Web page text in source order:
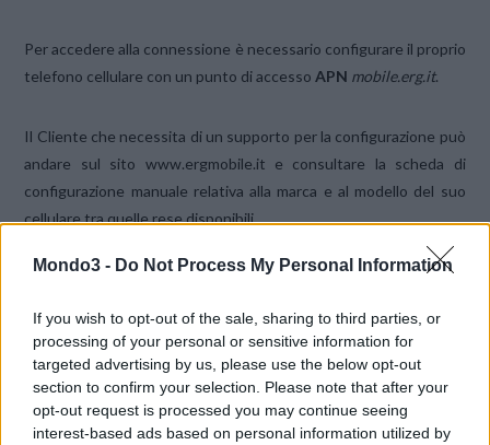
Mondo3 - Do Not Process My Personal Information
If you wish to opt-out of the sale, sharing to third parties, or
processing of your personal or sensitive information for
targeted advertising by us, please use the below opt-out
section to confirm your selection. Please note that after your
opt-out request is processed you may continue seeing
interest-based ads based on personal information utilized by
Per accedere alla connessione è necessario configurare il proprio
telefono cellulare con un punto di accesso APN mobile.erg.it.
Il Cliente che necessita di un supporto per la configurazione può
andare sul sito www.ergmobile.it e consultare la scheda di
configurazione manuale relativa alla marca e al modello del suo
cellulare tra quelle rese disponibili.
E-mail LinkedIn Facebook
X Mastodon Telegram
WhatsApp Stampa Altro